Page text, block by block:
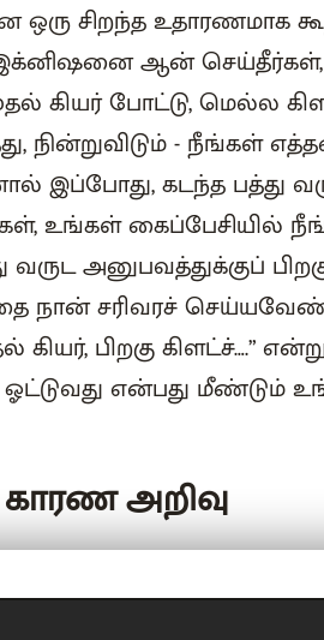
ஒரு சிறந்த உதாரணமாக
ஆன் செய்தீர்கள்,
கியர் போட்டு, மெல்ல
நின்றுவிடும் - நீங்கள்
இப்போது, கடந்த பத்து
உங்கள் கைப்பேசியில்
வருட அனுபவத்துக்குப்
நான் சரிவரச்
கியர், பிறகு
ஓட்டுவது என்பது மீண்டும்
அறிவு